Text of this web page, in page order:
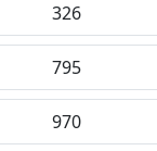
326
795
970